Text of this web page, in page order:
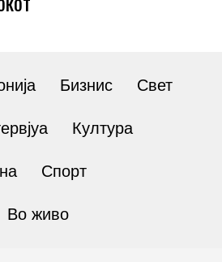
Бизнис Свет
Култура
Спорт
Во живо